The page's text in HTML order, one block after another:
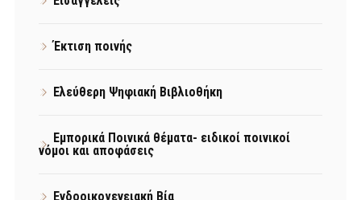
Έκτιση ποινής
Ελεύθερη Ψηφιακή Βιβλιοθήκη
Εμπορικά Ποινικά θέματα- ειδικοί ποινικοί
νόμοι και αποφάσεις
Ενδοοικογενειακή Βία